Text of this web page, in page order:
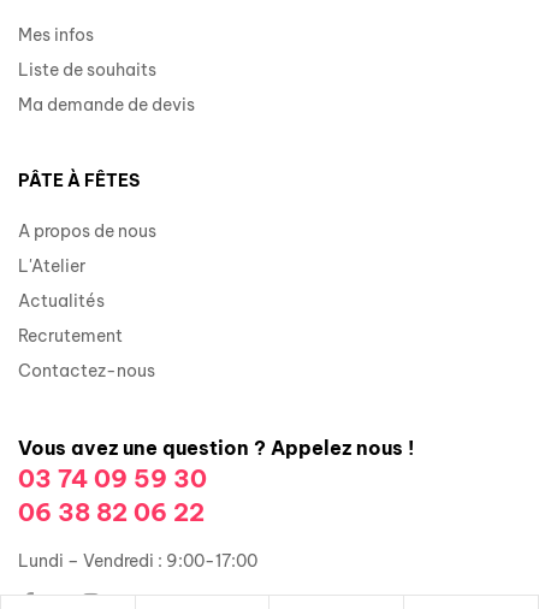
Mes infos
Liste de souhaits
Ma demande de devis
PÂTE À FÊTES
A propos de nous
L'Atelier
Actualités
Recrutement
Contactez-nous
Vous avez une question ? Appelez nous !
03 74 09 59 30
06 38 82 06 22
Lundi – Vendredi : 9:00-17:00